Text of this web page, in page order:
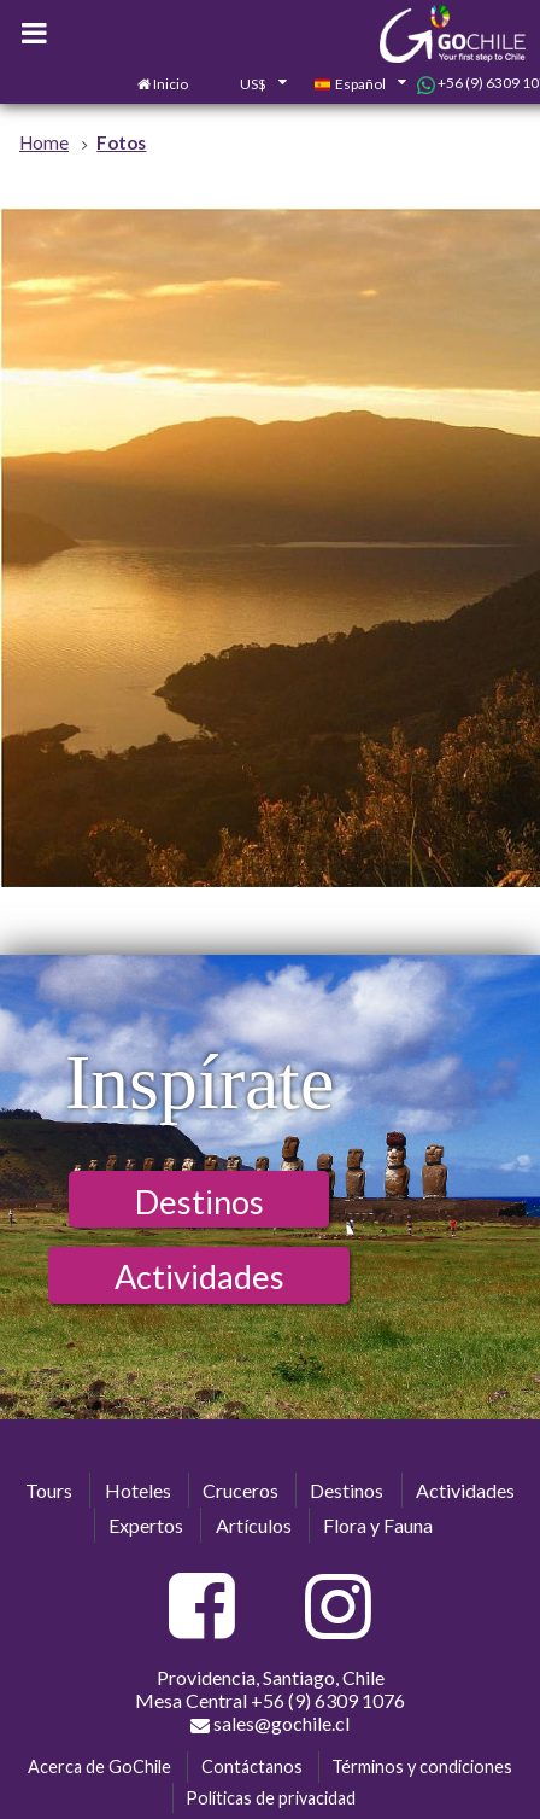
Inicio US$ Español +56 (9) 6309
Home Fotos
Inspírate
Destinos
Actividades
Tours Hoteles Cruceros Destinos
Actividades
Expertos
Artículos Flora y Fauna
Providencia, Santiago, Chile
Mesa Central +56 (9) 6309 1076
sales@gochile.cl
Acerca de GoChile Contáctanos
Términos y condiciones
Políticas de privacidad